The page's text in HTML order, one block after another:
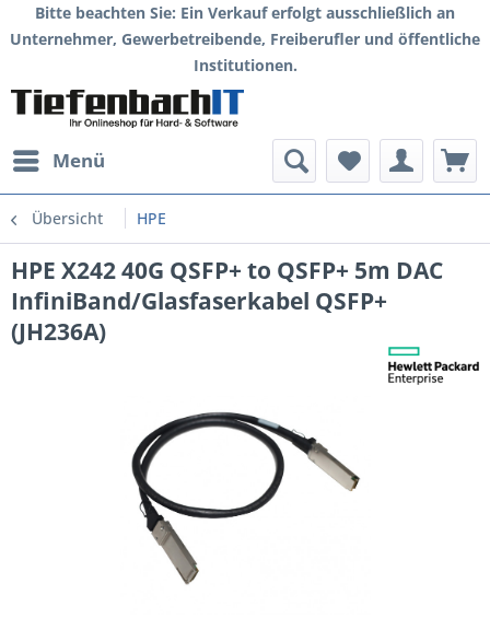
Bitte beachten Sie: Ein Verkauf erfolgt ausschließlich an
Unternehmer, Gewerbetreibende, Freiberufler und öffentliche
Institutionen.
Menü
Übersicht HPE
HPE X242 40G QSFP+ to QSFP+ 5m DAC
InfiniBand/Glasfaserkabel QSFP+
(JH236A)